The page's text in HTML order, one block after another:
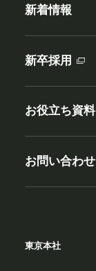
新着情報
新卒採用
お役立ち資料
お問い合わせ
東京本社